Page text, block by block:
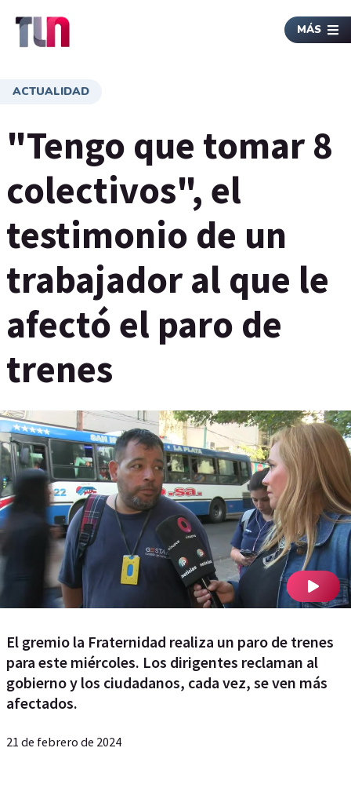
MÁS
ACTUALIDAD
"Tengo que tomar 8
colectivos", el
testimonio de un
trabajador al que le
afectó el paro de
trenes
El gremio la Fraternidad realiza un paro de trenes
para este miércoles. Los dirigentes reclaman al
gobierno y los ciudadanos, cada vez, se ven más
afectados.
21 de febrero de 2024